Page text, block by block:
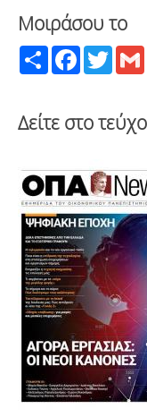
Μοιράσου το
Share Facebook
Δείτε στο